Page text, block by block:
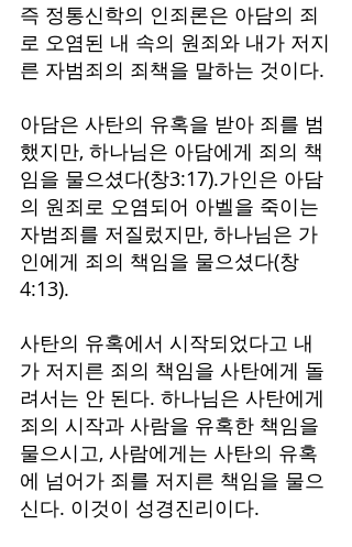
즉 정통신학의 인죄론은 아담의 죄
로 오염된 내 속의 원죄와 내가 저지
른 자범죄의 죄책을 말하는 것이다.
아담은 사탄의 유혹을 받아 죄를 범
했지만, 하나님은 아담에게 죄의 책
임을 물으셨다(창3:17).가인은 아담
의 원죄로 오염되어 아벨을 죽이는
자범죄를 저질렀지만, 하나님은 가
인에게 죄의 책임을 물으셨다(창
4:13).
사탄의 유혹에서 시작되었다고 내
가 저지른 죄의 책임을 사탄에게 돌
려서는 안 된다. 하나님은 사탄에게
죄의 시작과 사람을 유혹한 책임을
물으시고, 사람에게는 사탄의 유혹
에 넘어가 죄를 저지른 책임을 물으
신다. 이것이 성경진리이다.